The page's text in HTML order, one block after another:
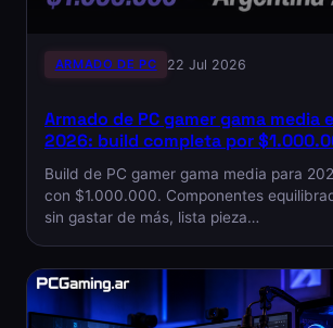
ARMADO DE PC 22 Jul 2026
Armado de PC gamer gama media
2026: build completa por
Build de PC gamer gama media para
con $1.000.000. Componentes
sin gastar de más, lista pieza…